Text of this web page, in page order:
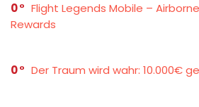
0
Flight Legends Mobile –
Rewards
0 Der Traum wird wahr: 10.000€